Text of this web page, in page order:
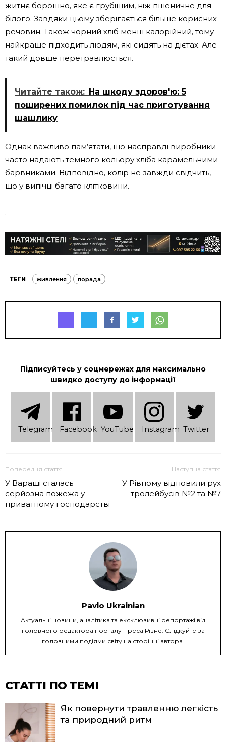
житнє борошно, яке є грубішим, ніж пшеничне для
білого. Завдяки цьому зберігається більше корисних
речовин. Також чорний хліб менш калорійний, тому
найкраще підходить людям, які сидять на дієтах. Але
такий довше перетравлюється.
Читайте також: На шкоду здоров'ю: 5
поширених помилок під час приготування
шашлику
Однак важливо пам’ятати, що насправді виробники
часто надають темного кольору хліба карамельними
барвниками. Відповідно, колір не завжди свідчить,
що у випічці багато клітковини.
.
ТЕГИ живлення порада
Підписуйтесь у соцмережах для максимально
швидко доступу до інформації
Telеgram Facebook YouTube Instagram Twitter
Попередня стаття
У Вараші сталась
серйозна пожежа у
приватному господарстві
Наступна стаття
У Рівному відновили рух
тролейбусів №2 та №7
Pavlo Ukrainian
Актуальні новини, аналітика та ексклюзивні репортажі від
головного редактора порталу Преса Рівне. Слідкуйте за
головними подіями світу на сторінці автора.
СТАТТІ ПО ТЕМІ
Як повернути травленню легкість
та природний ритм